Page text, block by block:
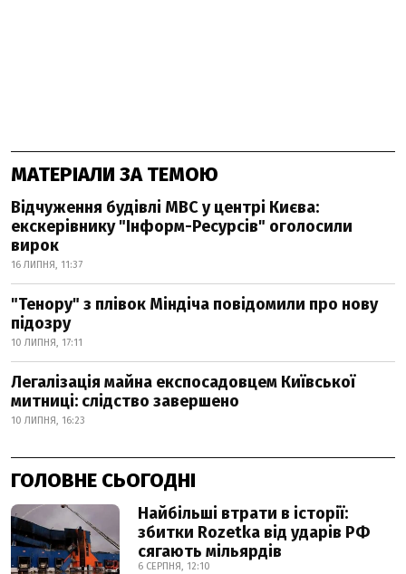
МАТЕРІАЛИ ЗА ТЕМОЮ
Відчуження будівлі МВС у центрі Києва:
екскерівнику "Інформ-Ресурсів" оголосили
вирок
16 ЛИПНЯ, 11:37
"Тенору" з плівок Міндіча повідомили про нову
підозру
10 ЛИПНЯ, 17:11
Легалізація майна експосадовцем Київської
митниці: слідство завершено
10 ЛИПНЯ, 16:23
ГОЛОВНЕ СЬОГОДНІ
Найбільші втрати в історії:
збитки Rozetka від ударів РФ
сягають мільярдів
6 СЕРПНЯ, 12:10